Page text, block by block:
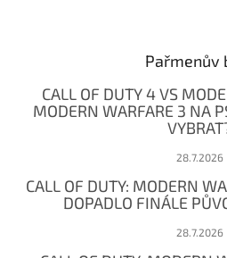
Pařmenův
CALL OF DUTY 4 VS
MODERN WARFARE 3 NA
28.7.2026
CALL OF DUTY: MODERN
DOPADLO FINÁLE
28.7.2026